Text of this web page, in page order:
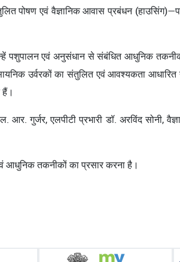
पोषण एवं वैज्ञानिक आवास प्रबंधन
पशुपालन एवं अनुसंधान से संबंधित आधुनिक तकनीकों
उर्वरकों का संतुलित एवं आवश्यकता
हैं।
गुर्जर, एलपीटी प्रभारी डॉ. अरविंद सोनी,
आधुनिक तकनीकों का प्रसार करना है।